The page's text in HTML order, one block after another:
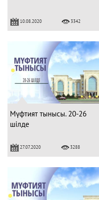
10.08.2020 3342
Мүфтият тынысы. 20-26
шілде
27.07.2020 3288